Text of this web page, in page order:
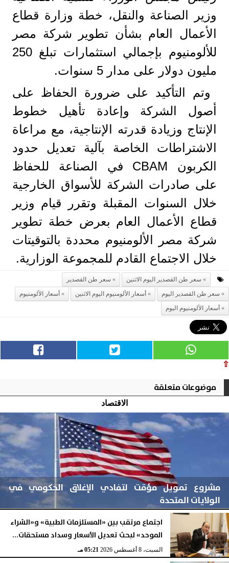
وزير الصناعة والنقل، خطة وزارة قطاع
الأعمال العام بشأن تطوير شركة مصر
للألومنيوم بإجمالي استثمارات تبلغ 250
مليون دولار على مدار 5 سنوات.
وتم التأكيد على ضرورة الحفاظ على
أصول الشركة وإعادة تأهيل خطوط
الإنتاج وزيادة قدرته الإنتاجية، مع مراعاة
الاشتراطات الخاصة بآلية تعديل حدود
الكربون CBAM في الصناعة للحفاظ
على صادرات الشركة للأسواق الخارجية
خلال السنوات المقبلة وتقرر قيام وزير
قطاع الأعمال العام بعرض خطة تطوير
شركة مصر الألومنيوم محددة بالتوقيتات
خلال الاجتماع القادم للمجموعة الوزارية.
سعر طن القصدير اليوم الاثنين
سعر طن القصدير
سعر طن القصدير اليوم
أسعار الألومنيوم اليوم الاثنين
أسعار الألومنيوم
أسعار الألومنيوم اليوم
⇧
موضوعات متعلقة
الاقتصاد
مشروع تمويل مؤقت لتفادي الإغلاق الحكومي في
الولايات المتحدة
السبت، 8 أغسطس 2026 05:22 مـ
اجتماع مرتقب بين «المستلزمات الطبية» و«الشراء
الموحد» لبحث تعديل الأسعار وسداد مستحقات...
السبت، 8 أغسطس 2026 05:21 مـ